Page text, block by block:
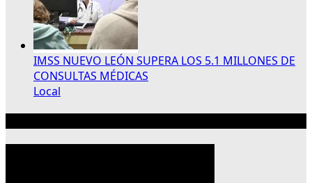
IMSS NUEVO LEÓN SUPERA LOS 5.1 MILLONES DE
CONSULTAS MÉDICAS
Local